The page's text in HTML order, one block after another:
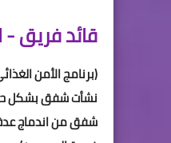
قائد فريق -
(برنامج الأمن
نشأت شفق بشكل حقيقي
شفق من اندماج